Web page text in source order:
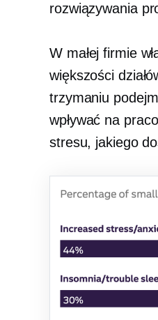
rozwiązywania
W małej firmie
większości
trzymaniu
wpływać na
stresu, jakiego